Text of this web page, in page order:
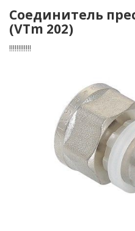
Соединитель
(VTm 202)
!!!!!!!!!!!!